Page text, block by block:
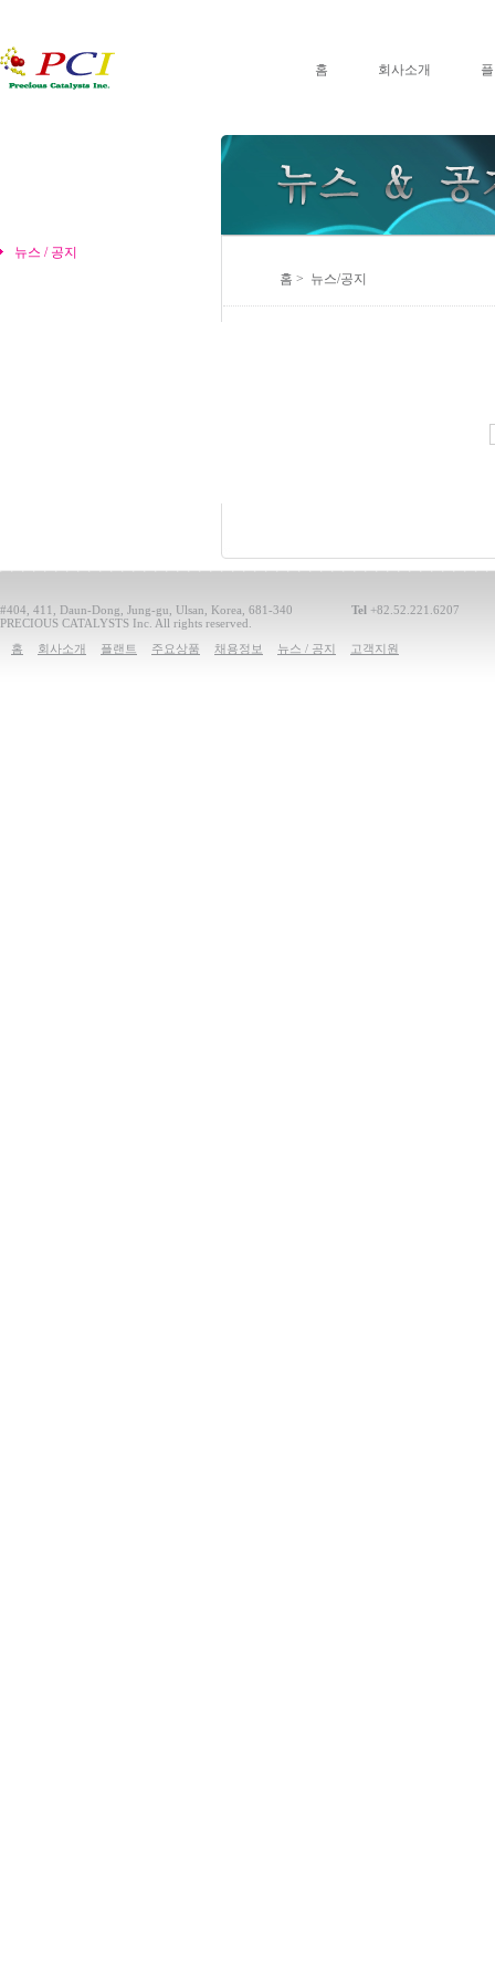
홈 회사소개
뉴스 / 공지
홈 > 뉴스/공지
#404, 411, Daun-Dong, Jung-gu, Ulsan, Korea, 681-340 Tel +82.52.221.6207
PRECIOUS CATALYSTS Inc. All rights reserved.
홈
회사소개 플랜트 주요상품 채용정보 뉴스 / 공지 고객지원